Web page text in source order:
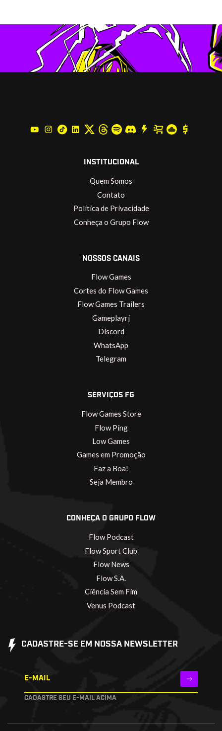
INSTITUCIONAL
Quem Somos
Contato
Política de Privacidade
Conheça o Grupo Flow
NOSSOS CANAIS
Flow Games
Cortes do Flow Games
Flow Games Trailers
Gameplayrj
Discord
WhatsApp
Telegram
SERVIÇOS FG
Flow Games Store
Flow Ping
Low Games
Games em Promoção
Faz a Boa!
Seja Membro
CONHEÇA O GRUPO FLOW
Flow Podcast
Flow Sport Club
Flow News
Flow S.A.
Ciência Sem Fim
Venus Podcast
CADASTRE-SE EM NOSSA NEWSLETTER
E-MAIL
CADASTRE SEU E-MAIL ACIMA